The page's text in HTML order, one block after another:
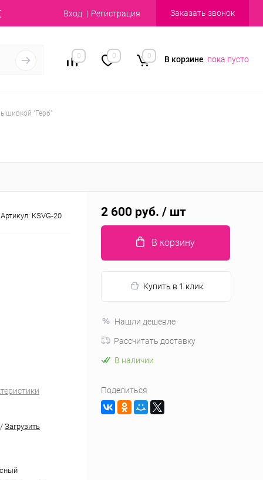
Вход Регистрация Заказать звонок
0 0 0 В корзине пока пусто
"Герб"
Артикул: KSVG-20
Загрузить
2 600 руб. / шт
В корзину
Купить в 1 клик
Нашли дешевле
Рассчитать доставку
В наличии
Поделиться